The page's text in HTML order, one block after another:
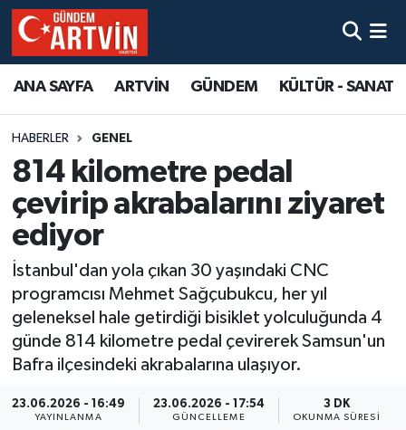
ANA SAYFA ARTVİN GÜNDEM KÜLTÜR - SANAT
HABERLER GENEL
814 kilometre pedal
çevirip akrabalarını ziyaret
ediyor
İstanbul'dan yola çıkan 30 yaşındaki CNC
programcısı Mehmet Sağçubukcu, her yıl
geleneksel hale getirdiği bisiklet yolculuğunda 4
günde 814 kilometre pedal çevirerek Samsun'un
Bafra ilçesindeki akrabalarına ulaşıyor.
23.06.2026 - 16:49
YAYINLANMA
23.06.2026 - 17:54
GÜNCELLEME
3 DK
OKUNMA SÜRESI